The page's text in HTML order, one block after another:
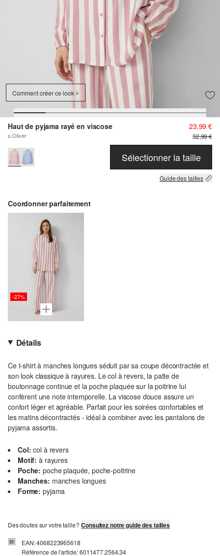
Comment créer ce look
Haut de pyjama rayé en viscose
s.Oliver
23,99 €
32,99 €
Sélectionner la taille
Guide des tailles
Coordonner parfaitement
-27%
Détails
Ce t-shirt à manches longues séduit par sa coupe décontractée et
son look classique à rayures. Le col à revers, la patte de
boutonnage continue et la poche plaquée sur la poitrine lui
confèrent une note intemporelle. La viscose douce assure un
confort léger et agréable. Parfait pour les soirées confortables et
les matins décontractés - idéal à combiner avec les pantalons de
pyjama assortis.
Col: col à revers
Motif: à rayures
Poche: poche plaquée, poche-poitrine
Manches: manches longues
Forme: pyjama
Des doutes sur votre taille ?Consultez notre guide des tailles
EAN: 4068223965618
Référence de l'article: 6011477.2564.34